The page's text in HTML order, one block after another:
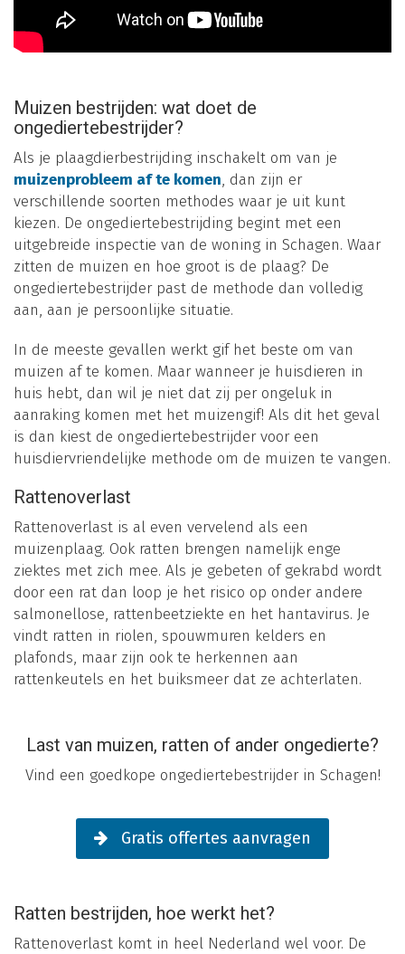
Muizen bestrijden: wat doet de
ongediertebestrijder?
Als je plaagdierbestrijding inschakelt om van je
muizenprobleem af te komen, dan zijn er
verschillende soorten methodes waar je uit kunt
kiezen. De ongediertebestrijding begint met een
uitgebreide inspectie van de woning in Schagen. Waar
zitten de muizen en hoe groot is de plaag? De
ongediertebestrijder past de methode dan volledig
aan, aan je persoonlijke situatie.
In de meeste gevallen werkt gif het beste om van
muizen af te komen. Maar wanneer je huisdieren in
huis hebt, dan wil je niet dat zij per ongeluk in
aanraking komen met het muizengif! Als dit het geval
is dan kiest de ongediertebestrijder voor een
huisdiervriendelijke methode om de muizen te vangen.
Rattenoverlast
Rattenoverlast is al even vervelend als een
muizenplaag. Ook ratten brengen namelijk enge
ziektes met zich mee. Als je gebeten of gekrabd wordt
door een rat dan loop je het risico op onder andere
salmonellose, rattenbeetziekte en het hantavirus. Je
vindt ratten in riolen, spouwmuren kelders en
plafonds, maar zijn ook te herkennen aan
rattenkeutels en het buiksmeer dat ze achterlaten.
Last van muizen, ratten of ander ongedierte?
Vind een goedkope ongediertebestrijder in Schagen!
Gratis offertes aanvragen
Ratten bestrijden, hoe werkt het?
Rattenoverlast komt in heel Nederland wel voor. De